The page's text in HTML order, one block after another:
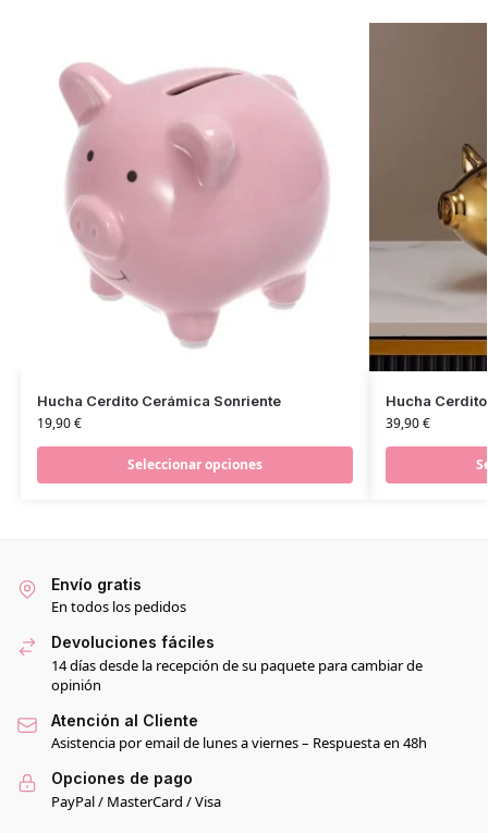
Hucha Cerdito Cerámica Sonriente
19,90€
Seleccionar opciones
Hucha
39,90€
Envío gratis
En todos los pedidos
Devoluciones fáciles
14 días desde la recepción de su paquete para cambiar de
opinión
Atención al Cliente
Asistencia por email de lunes a viernes – Respuesta en 48h
Opciones de pago
PayPal / MasterCard / Visa